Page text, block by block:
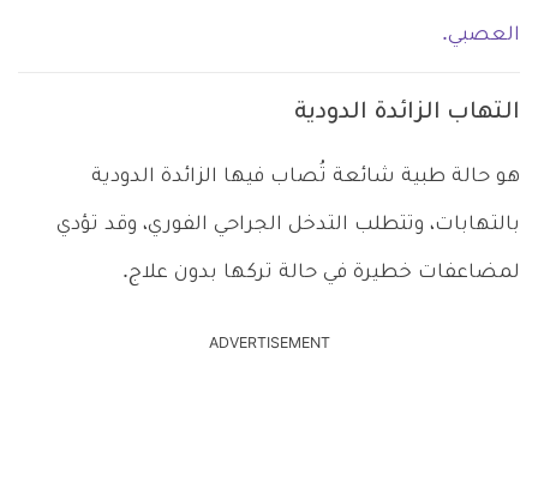
العصبي.
التهاب الزائدة الدودية
هو حالة طبية شائعة تُصاب فيها الزائدة الدودية
بالتهابات، وتتطلب التدخل الجراحي الفوري، وقد تؤدي
لمضاعفات خطيرة في حالة تركها بدون علاج.
ADVERTISEMENT